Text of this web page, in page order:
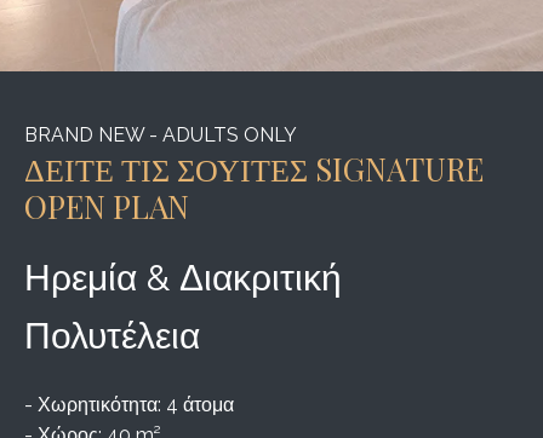
BRAND NEW - ADULTS ONLY
ΔΕΙΤΕ ΤΙΣ ΣΟΥΙΤΕΣ SIGNATURE
OPEN PLAN
Ηρεμία & Διακριτική
Πολυτέλεια
- Χωρητικότητα: 4 άτομα